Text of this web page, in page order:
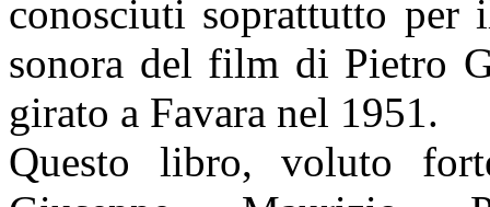
conosciuti soprattutto
sonora del film di Pietro
girato a Favara nel 1951.
Questo libro, voluto